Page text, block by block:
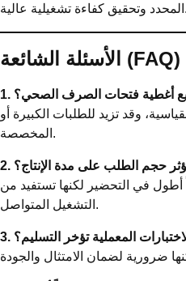
المحدد وتحقيق كفاءة تشغيلية عالية.
الأسئلة الشائعة (FAQ)
أغطية فتحات الصرف الصحي؟
القياسية، وقد تزيد للطلبات الكبيرة أو
المخصصة.
يؤثر حجم الطلب على مدة الإنتاج؟
أطول في التحضير لكنها تستفيد من
التشغيل المتواصل.
المعملية تؤخر التسليم؟